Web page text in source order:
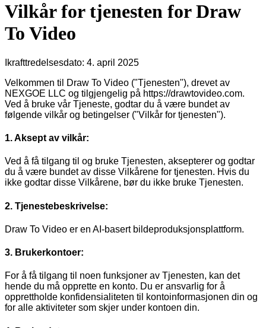
Vilkår for tjenesten for Draw
To Video
Ikrafttredelsesdato: 4. april 2025
Velkommen til Draw To Video ("Tjenesten"), drevet av
NEXGOE LLC og tilgjengelig på https://drawtovideo.com.
Ved å bruke vår Tjeneste, godtar du å være bundet av
følgende vilkår og betingelser ("Vilkår for tjenesten").
1. Aksept av vilkår:
Ved å få tilgang til og bruke Tjenesten, aksepterer og godtar
du å være bundet av disse Vilkårene for tjenesten. Hvis du
ikke godtar disse Vilkårene, bør du ikke bruke Tjenesten.
2. Tjenestebeskrivelse:
Draw To Video er en AI-basert bildeproduksjonsplattform.
3. Brukerkontoer:
For å få tilgang til noen funksjoner av Tjenesten, kan det
hende du må opprette en konto. Du er ansvarlig for å
opprettholde konfidensialiteten til kontoinformasjonen din og
for alle aktiviteter som skjer under kontoen din.